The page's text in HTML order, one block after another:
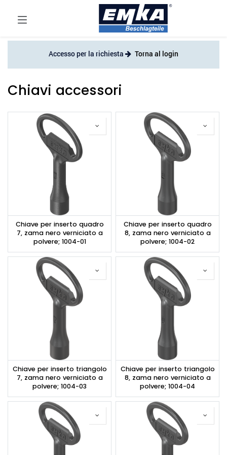
Accesso per la richiesta Torna al login
Chiavi accessori
Chiave per inserto quadro
7, zama nero verniciato a
polvere; 1004-01
Chiave per inserto quadro
8, zama nero verniciato a
polvere; 1004-02
Chiave per inserto triangolo
7, zama nero verniciato a
polvere; 1004-03
Chiave per inserto triangolo
8, zama nero verniciato a
polvere; 1004-04